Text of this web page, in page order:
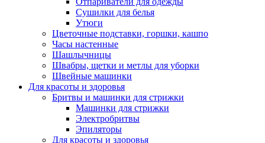
Сушилки для белья
Утюги
Цветочные подставки, горшки, кашпо
Часы настенные
Шашлычницы
Швабры, щетки и метлы для уборки
Швейные машинки
Для красоты и здоровья
Бритвы и машинки для стрижки
Машинки для стрижки
Электробритвы
Эпиляторы
Для красоты и здоровья